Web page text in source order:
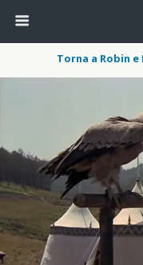
Torna a Robin